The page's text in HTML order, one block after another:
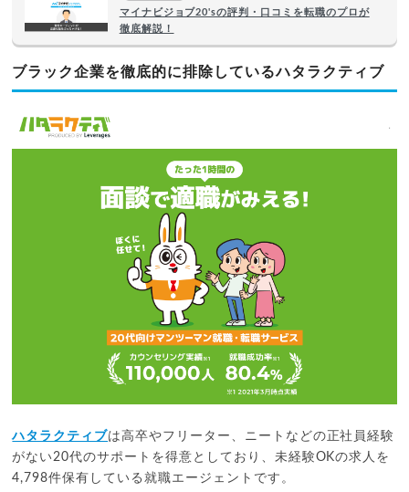
マイナビジョブ20'sの評判・口コミを転職のプロが
徹底解説！
ブラック企業を徹底的に排除しているハタラクティブ
ハタラクティブは高卒やフリーター、ニートなどの正社員経験
がない20代のサポートを得意としており、未経験OKの求人を
4,798件保有している就職エージェントです。